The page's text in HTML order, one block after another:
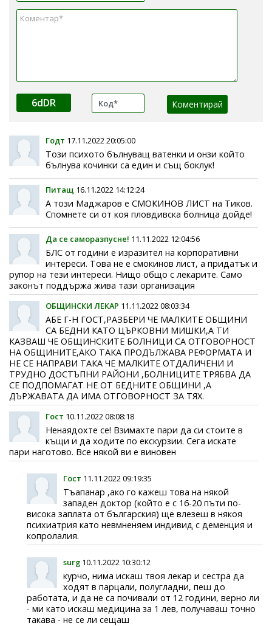
6dDR
Годт 17.11.2022 20:05:00
Този психото бълнуващ ватенки и онзи който
бълнува кочинки са един и същ боклук!
Питащ 16.11.2022 14:12:24
А този Маджаров е СМОКИНОВ ЛИСТ на Тиков.
Спомнете си от коя пловдивска болница дойде!
Да се саморазпусне! 11.11.2022 12:04:56
БЛС от години е изразител на корпоративни
интереси. Това не е смокинов лист, а придатък и
рупор на тези интереси. Нищо общо с лекарите. Само
законът поддържа жива тази организация
ОБЩИНСКИ ЛЕКАР 11.11.2022 08:03:34
АБЕ Г-Н ГОСТ,РАЗБЕРИ ЧЕ МАЛКИТЕ ОБЩИНИ
СА БЕДНИ КАТО ЦЪРКОВНИ МИШКИ,А ТИ
КАЗВАШ ЧЕ ОБЩИНСКИТЕ БОЛНИЦИ СА ОТГОВОРНОСТ
НА ОБЩИНИТЕ,АКО ТАКА ПРОДЪЛЖАВА РЕФОРМАТА И
НЕ СЕ НАПРАВИ ТАКА ЧЕ МАЛКИТЕ ОТДАЛИЧЕНИ И
ТРУДНО ДОСТЪПНИ РАЙОНИ ,БОЛНИЦИТЕ ТРЯБВА ДА
СЕ ПОДПОМАГАТ НЕ ОТ БЕДНИТЕ ОБЩИНИ ,А
ДЪРЖАВАТА ДА ИМА ОТГОВОРНОСТ ЗА ТЯХ.
Гост 10.11.2022 08:08:18
Ненаядохте се! Взимахте пари да си стоите в
къщи и да ходите по екскурзии. Сега искате
пари наготово. Все някой ви е виновен
Гост 11.11.2022 09:19:35
Тъапанар ,ако го кажеш това на някой
западен доктор (който е с 16-20 пъти по-
висока заплата от българския) ще влезеш в някоя
психиатрия като невмненяем индивид с деменция и
копролалия.
surg 10.11.2022 10:30:12
курчо, нима искаш твоя лекар и сестра да
ходят в парцали, полугладни, пеш до
работата, и да не са почивали от 12 години, верно ли
- ми като искаш медицина за 1 лев, получаваш точно
такава - не се ли сещаш